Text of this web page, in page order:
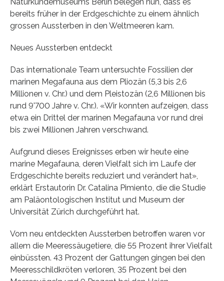
bereits früher in der Erdgeschichte zu einem ähnlich
grossen Aussterben in den Weltmeeren kam.
Neues Aussterben entdeckt
Das internationale Team untersuchte Fossilien der
marinen Megafauna aus dem Pliozän (5,3 bis 2,6
Millionen v. Chr.) und dem Pleistozän (2,6 Millionen bis
rund 9'700 Jahre v. Chr.). «Wir konnten aufzeigen, dass
etwa ein Drittel der marinen Megafauna vor rund drei
bis zwei Millionen Jahren verschwand.
Aufgrund dieses Ereignisses erben wir heute eine
marine Megafauna, deren Vielfalt sich im Laufe der
Erdgeschichte bereits reduziert und verändert hat»,
erklärt Erstautorin Dr. Catalina Pimiento, die die Studie
am Paläontologischen Institut und Museum der
Universität Zürich durchgeführt hat.
Vom neu entdeckten Aussterben betroffen waren vor
allem die Meeressäugetiere, die 55 Prozent ihrer Vielfalt
einbüssten. 43 Prozent der Gattungen gingen bei den
Meeresschildkröten verloren, 35 Prozent bei den